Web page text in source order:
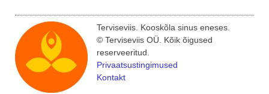
Terviseviis. Kooskõla sinus eneses.
© Terviseviis OÜ. Kõik õigused
reserveeritud.
Privaatsustingimused
Kontakt